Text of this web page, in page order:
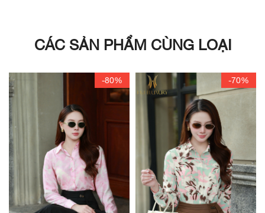
CÁC SẢN PHẨM CÙNG LOẠI
-80% -70%